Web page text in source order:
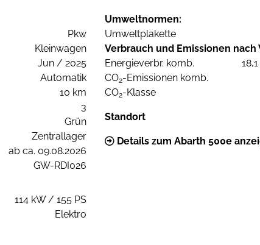
Pkw
Kleinwagen
Jun / 2025
Automatik
10 km
3
Grün
Zentrallager
ab ca. 09.08.2026
GW-RDI026
114 kW / 155 PS
Elektro
Umweltnormen:
Umweltplakette
Verbrauch und Emissionen nach
Energieverbr. komb.
CO2-Emissionen komb.
CO2-Klasse
Standort
Details zum Abarth 500e